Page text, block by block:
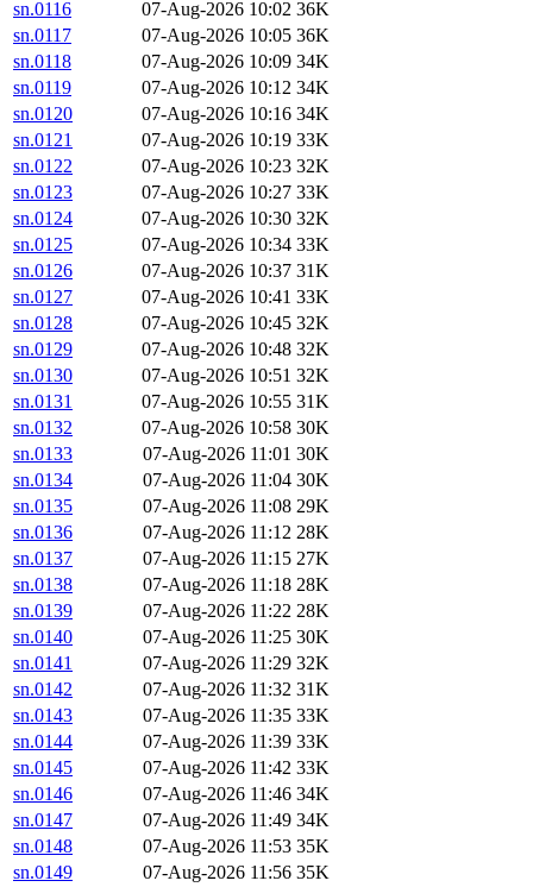
sn.0116 07-Aug-2026 10:02 36K
sn.0117
07-Aug-2026 10:05 36K
sn.0118
07-Aug-2026 10:09 34K
sn.0119
07-Aug-2026 10:12 34K
sn.0120
07-Aug-2026 10:16 34K
sn.0121
07-Aug-2026 10:19 33K
sn.0122
07-Aug-2026 10:23 32K
sn.0123
07-Aug-2026 10:27 33K
sn.0124
07-Aug-2026 10:30 32K
sn.0125
07-Aug-2026 10:34 33K
sn.0126
07-Aug-2026 10:37 31K
sn.0127
07-Aug-2026 10:41 33K
sn.0128
07-Aug-2026 10:45 32K
sn.0129
07-Aug-2026 10:48 32K
sn.0130
07-Aug-2026 10:51 32K
sn.0131
07-Aug-2026 10:55 31K
sn.0132
07-Aug-2026 10:58 30K
sn.0133
07-Aug-2026 11:01 30K
sn.0134
07-Aug-2026 11:04 30K
sn.0135
07-Aug-2026 11:08 29K
sn.0136
07-Aug-2026 11:12 28K
sn.0137
07-Aug-2026 11:15 27K
sn.0138
07-Aug-2026 11:18 28K
sn.0139
07-Aug-2026 11:22 28K
sn.0140
07-Aug-2026 11:25 30K
sn.0141
07-Aug-2026 11:29 32K
sn.0142
07-Aug-2026 11:32 31K
sn.0143
07-Aug-2026 11:35 33K
sn.0144
07-Aug-2026 11:39 33K
sn.0145
07-Aug-2026 11:42 33K
sn.0146
07-Aug-2026 11:46 34K
sn.0147
07-Aug-2026 11:49 34K
sn.0148
07-Aug-2026 11:53 35K
sn.0149
07-Aug-2026 11:56 35K